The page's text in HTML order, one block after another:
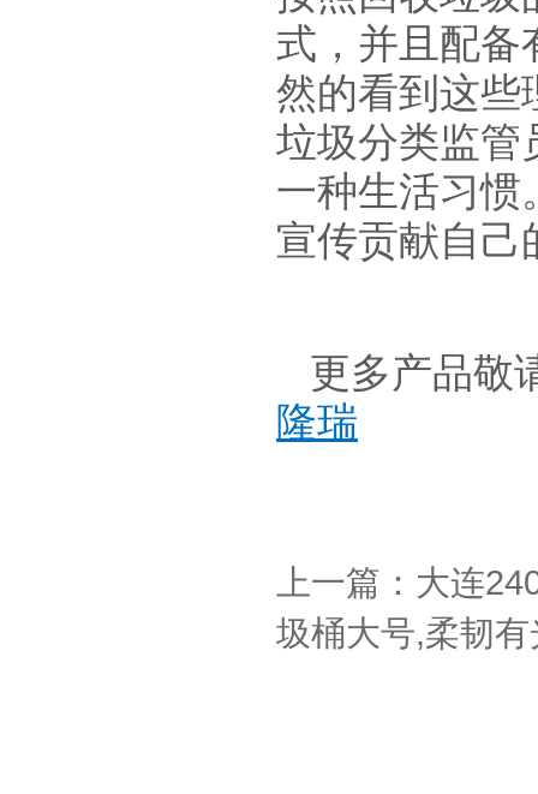
式，并且配备
然的看到这些
垃圾分类监管
一种生活习惯
宣传贡献自己
更多产品敬
隆瑞
上一篇：大连
圾桶大号,柔韧